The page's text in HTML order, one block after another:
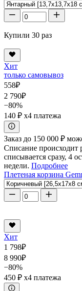
Купили 30 раз
Хит
только самовывоз
558₽
2 790₽
−80%
140 ₽ x4 платежа
Заказ до 150 000 ₽
Списание
списывается сразу, 4
недели. Подробнее
Плетеная корзина
Хит
1 798₽
8 990₽
−80%
450 ₽ x4 платежа